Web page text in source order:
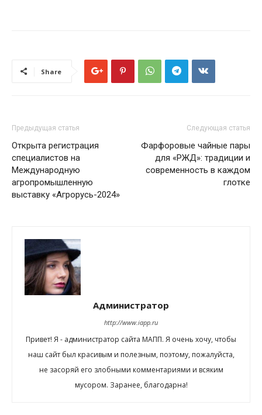
Share
Предыдущая статья
Открыта регистрация
специалистов на
Международную
агропромышленную
выставку «Агрорусь-2024»
Следующая статья
Фарфоровые чайные пары
для «‎РЖД»: традиции и
современность в каждом
глотке
Администратор
http://www.iapp.ru
Привет! Я - администратор сайта МАПП. Я очень хочу, чтобы
наш сайт был красивым и полезным, поэтому, пожалуйста,
не засоряй его злобными комментариями и всяким
мусором. Заранее, благодарна!